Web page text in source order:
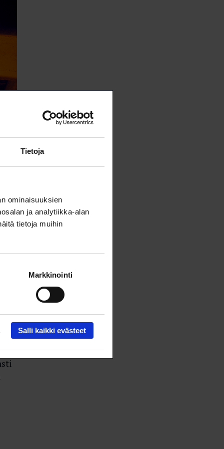
Tietoja
ominaisuuksien
ja analytiikka-alan
tietoja muihin
Markkinointi
Salli kaikki evästeet